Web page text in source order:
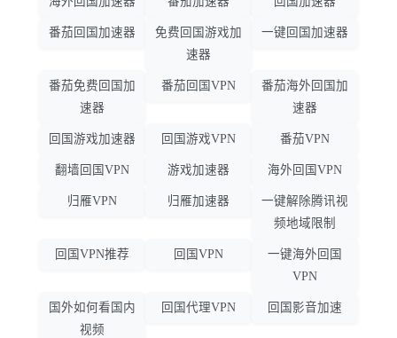
番茄回国加速器
免费回国游戏加
速器
一键回国加速器
番茄免费回国加
速器
番茄回国VPN
番茄海外回国加
速器
回国游戏加速器 回国游戏VPN 番茄VPN
翻墙回国VPN 游戏加速器 海外回国VPN
归雁VPN 归雁加速器
一键解除腾讯视
频地域限制
回国VPN推荐 回国VPN
一键海外回国
VPN
国外如何看国内
视频
回国代理VPN 回国影音加速